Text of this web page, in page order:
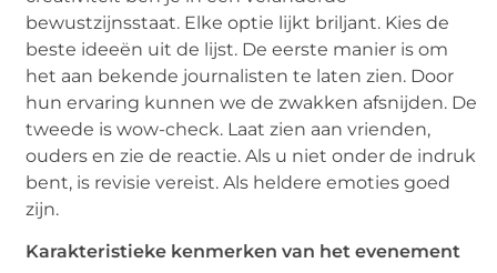
bewustzijnsstaat. Elke optie lijkt briljant. Kies de
beste ideeën uit de lijst. De eerste manier is om
het aan bekende journalisten te laten zien. Door
hun ervaring kunnen we de zwakken afsnijden. De
tweede is wow-check. Laat zien aan vrienden,
ouders en zie de reactie. Als u niet onder de indruk
bent, is revisie vereist. Als heldere emoties goed
zijn.
Karakteristieke kenmerken van het evenement